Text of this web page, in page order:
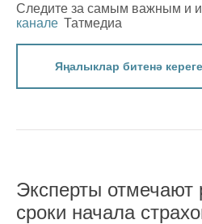
Следите за самым важным и
канале Татмедиа
Яңалыклар битенә
Эксперты отмечают
сроки начала